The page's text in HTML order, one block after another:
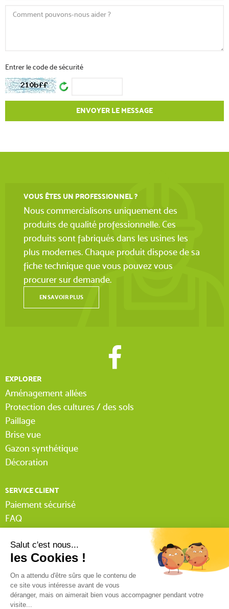
Entrer le code de sécurité
VOUS ÊTES UN PROFESSIONNEL ?
Nous commercialisons uniquement des
produits de qualité professionnelle. Ces
produits sont fabriqués dans les usines les
plus modernes. Chaque produit dispose de sa
fiche technique que vous pouvez vous
procurer sur demande.
EN SAVOIR PLUS
EXPLORER
Aménagement allées
Protection des cultures / des sols
Paillage
Brise vue
Gazon synthétique
Décoration
SERVICE CLIENT
Paiement sécurisé
FAQ
Lexique Tissnet
Suivi commande invité
Contactez-nous